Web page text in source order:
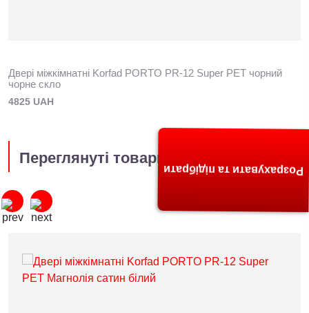
Двері міжкімнатні Korfad PORTO PR-12 Super PET чорний
чорне скло
4825 UAH
Переглянуті товари
Розрахувати та підібрати